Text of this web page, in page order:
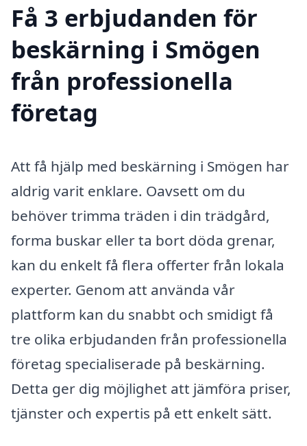
Få 3 erbjudanden för
beskärning i Smögen
från professionella
företag
Att få hjälp med beskärning i Smögen har
aldrig varit enklare. Oavsett om du
behöver trimma träden i din trädgård,
forma buskar eller ta bort döda grenar,
kan du enkelt få flera offerter från lokala
experter. Genom att använda vår
plattform kan du snabbt och smidigt få
tre olika erbjudanden från professionella
företag specialiserade på beskärning.
Detta ger dig möjlighet att jämföra priser,
tjänster och expertis på ett enkelt sätt.